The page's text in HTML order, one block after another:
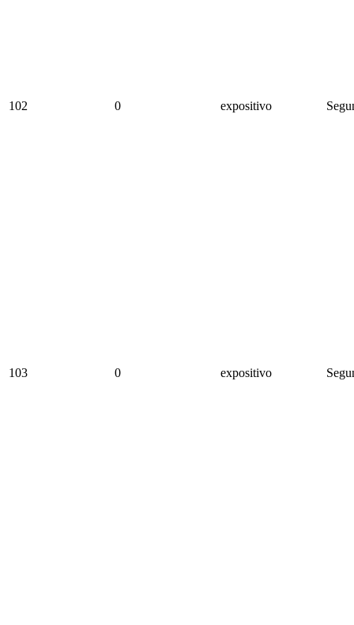
102 0 expositivo
103 0 expositivo